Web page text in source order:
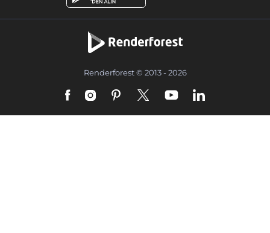
Renderforest © 2013 - 2026